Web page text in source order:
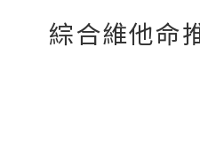
綜合維他命